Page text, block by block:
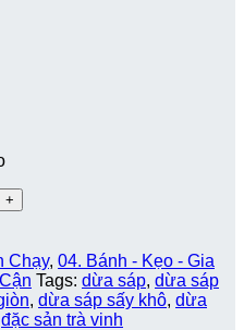
Chạy, 04. Bánh - Kẹo - Gia
Tags: dừa sáp, dừa sáp
, dừa sáp sấy khô, dừa
đặc sản trà vinh